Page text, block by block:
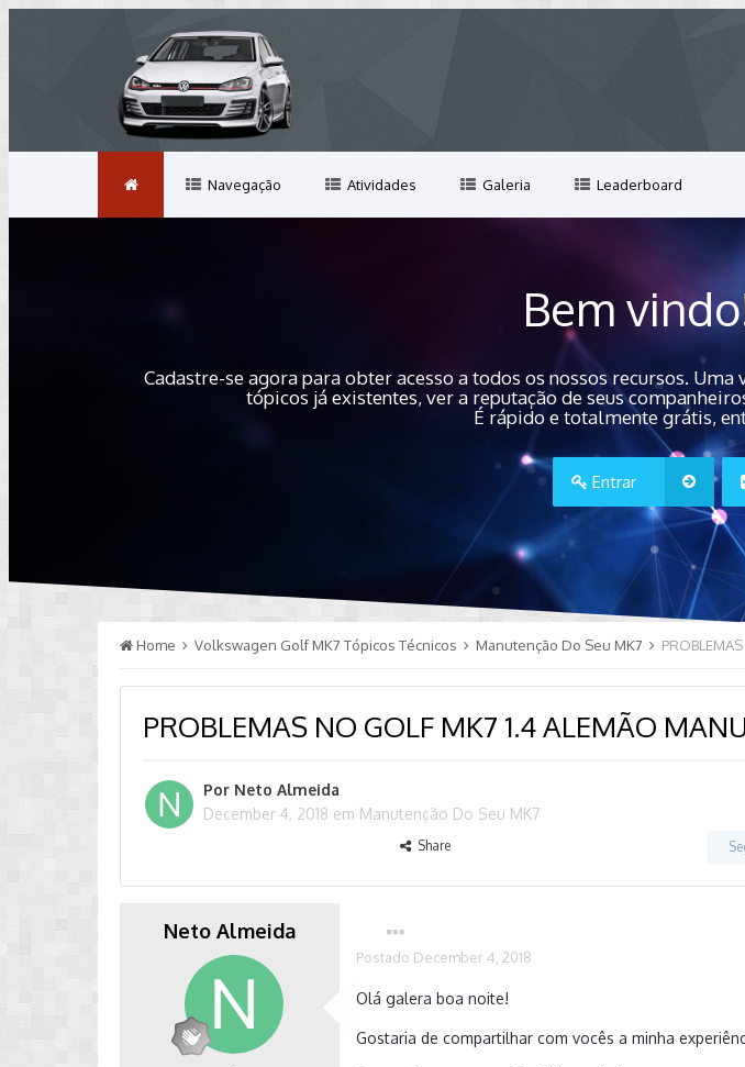
Navegação Atividades Galeria Leaderboard
Bem
Cadastre-se agora para obter acesso a todos os nossos recursos.
tópicos já existentes, ver a reputação de seus
É rápido e totalmente grátis,
Entrar
Home Volkswagen Golf MK7 Tópicos Técnicos Manutenção Do Seu MK7
PROBLEMAS NO GOLF MK7 1.4 ALEMÃO
Por Neto Almeida
December 4, 2018 em Manutenção Do Seu MK7
Share
Neto Almeida
Postado December 4, 2018
Olá galera boa noite!
Gostaria de compartilhar com vocês a minha